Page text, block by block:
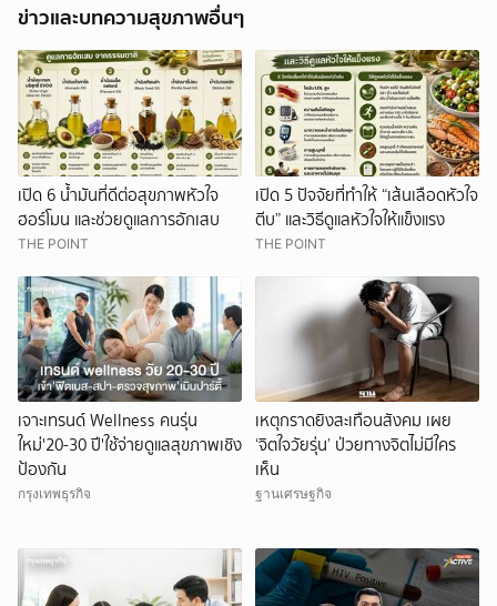
ข่าวและบทความสุขภาพอื่นๆ
เปิด 6 น้ำมันที่ดีต่อสุขภาพหัวใจ
ฮอร์โมน และช่วยดูแลการอักเสบ
THE POINT
เปิด 5 ปัจจัยที่ทำให้ “เส้นเลือดหัวใจ
ตีบ” และวิธีดูแลหัวใจให้แข็งแรง
THE POINT
เจาะเทรนด์ Wellness คนรุ่น
ใหม่'20-30 ปี'ใช้จ่ายดูแลสุขภาพเชิง
ป้องกัน
กรุงเทพธุรกิจ
เหตุกราดยิงสะเทือนสังคม เผย
‘จิตใจวัยรุ่น’ ป่วยทางจิตไม่มีใคร
เห็น
ฐานเศรษฐกิจ